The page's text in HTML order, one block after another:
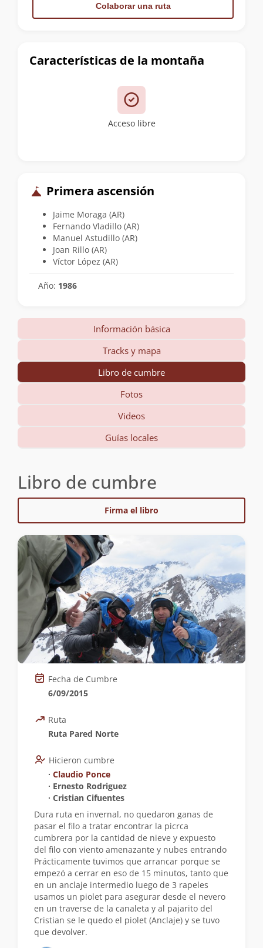
Características de la montaña
Acceso libre
Primera ascensión
Jaime Moraga (AR)
Fernando Vladillo (AR)
Manuel Astudillo (AR)
Joan Rillo (AR)
Víctor López (AR)
Año: 1986
Colaborar una ruta
Información básica
Tracks y mapa
Libro de cumbre
Fotos
Videos
Guías locales
Libro de cumbre
Firma el libro
Fecha de Cumbre
6/09/2015
Ruta
Ruta Pared Norte
Hicieron cumbre
∙ Claudio Ponce
∙ Ernesto Rodriguez
∙ Cristian Cifuentes
Dura ruta en invernal, no quedaron ganas de
pasar el filo a tratar encontrar la picrca
cumbrera por la cantidad de nieve y expuesto
del filo con viento amenazante y nubes entrando
Prácticamente tuvimos que arrancar porque se
empezó a cerrar en eso de 15 minutos, tanto que
en un anclaje intermedio luego de 3 rapeles
usamos un piolet para asegurar desde el nevero
en un traverse de la canaleta y al pajarito del
Cristian se le quedo el piolet (Anclaje) y se tuvo
que devolver.